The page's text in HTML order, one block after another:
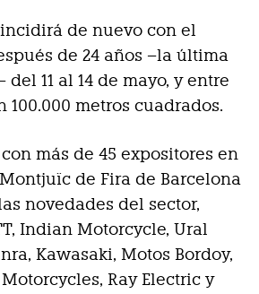
de nuevo con el
de 24 años –la última
del 11 al 14 de mayo, y entre
100.000 metros cuadrados.
más de 45 expositores en
de Fira de Barcelona
novedades del sector,
Indian Motorcycle, Ural
Kawasaki, Motos Bordoy,
Ray Electric y